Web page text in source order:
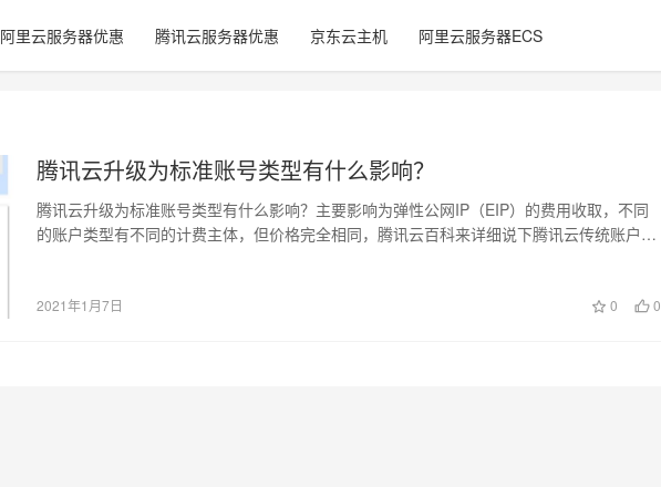
阿里云服务器优惠 腾讯云服务器优惠 京东云主机 阿里云服务器ECS
腾讯云升级为标准账号类型有什么影响？
腾讯云升级为标准账号类型有什么影响？主要影响为弹性公网IP（EIP）的费用收取，不同
的账户类型有不同的计费主体，但价格完全相同，腾讯云百科来详细说下腾讯云传统账户和
2021年1月7日 0 0